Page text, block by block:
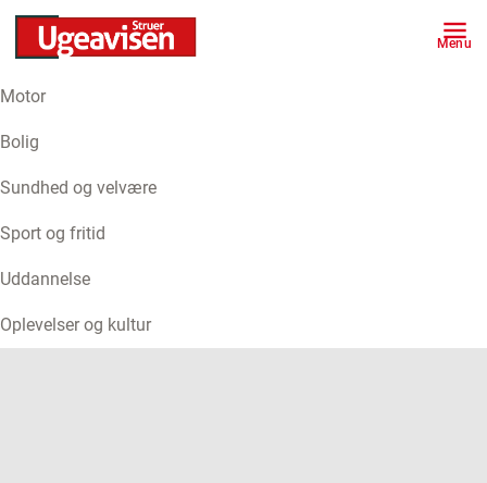
Menu
Motor
Bolig
Sundhed og velvære
Sport og fritid
Uddannelse
Oplevelser og kultur